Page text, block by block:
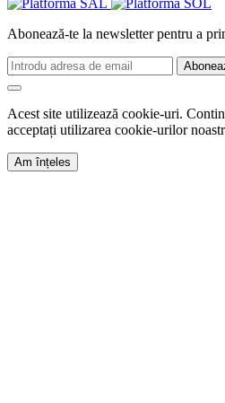
Abonează-te la newsletter pentru a
Acest site utilizează cookie-uri.
acceptați utilizarea cookie-urilor
Am înțeles